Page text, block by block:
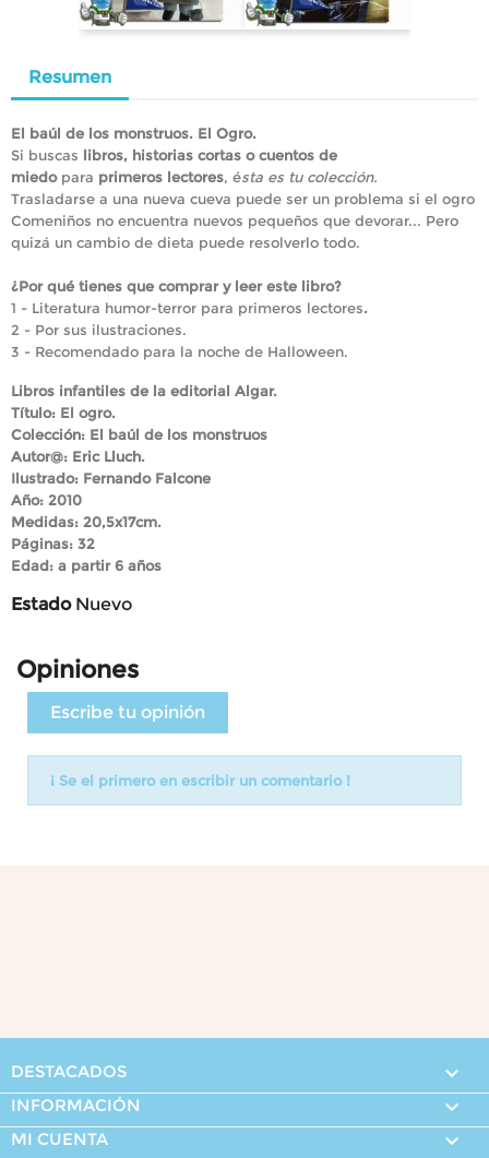
Resumen
El baúl de los monstruos. El Ogro.
Si buscas libros, historias cortas o cuentos de
miedopara primeros lectores, ésta es tu colección.
Trasladarse a una nueva cueva puede ser un problema si el ogro
Comeniños no encuentra nuevos pequeños que devorar... Pero
quizá un cambio de dieta puede resolverlo todo.
¿Por qué tienes que comprar y leer este libro?
1 - Literatura humor-terror para primeros lectores.
2 - Por sus ilustraciones.
3 - Recomendado para la noche de Halloween.
Libros infantiles de la editorial Algar.
Título: El ogro.
Colección: El baúl de los monstruos
Autor@: Eric Lluch.
Ilustrado: Fernando Falcone
Año: 2010
Medidas: 20,5x17cm.
Páginas: 32
Edad: a partir 6 años
Estado Nuevo
Opiniones
Escribe tu opinión
¡ Se el primero en escribir un comentario !
DESTACADOS 
INFORMACIÓN 
MI CUENTA 